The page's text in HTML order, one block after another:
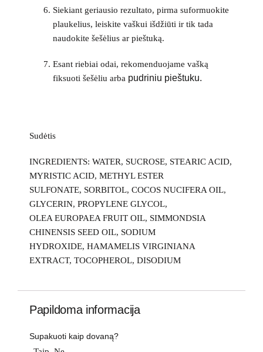
Siekiant geriausio rezultato, pirma suformuokite
plaukelius, leiskite vaškui išdžiūti ir tik tada
naudokite šešėlius ar pieštuką.
Esant riebiai odai, rekomenduojame vašką
fiksuoti šešėliu arba pudriniu pieštuku.
Sudėtis
INGREDIENTS: WATER, SUCROSE, STEARIC ACID,
MYRISTIC ACID, METHYL ESTER
SULFONATE, SORBITOL, COCOS NUCIFERA OIL,
GLYCERIN, PROPYLENE GLYCOL,
OLEA EUROPAEA FRUIT OIL, SIMMONDSIA
CHINENSIS SEED OIL, SODIUM
HYDROXIDE, HAMAMELIS VIRGINIANA
EXTRACT, TOCOPHEROL, DISODIUM
Papildoma informacija
Supakuoti kaip dovaną?